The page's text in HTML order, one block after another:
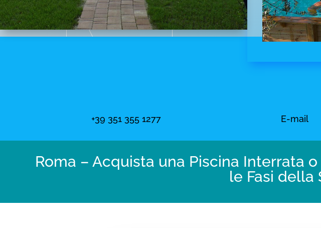
+39 351 355 1277 E-mail
Roma – Acquista una Piscina Interrata
le Fasi della